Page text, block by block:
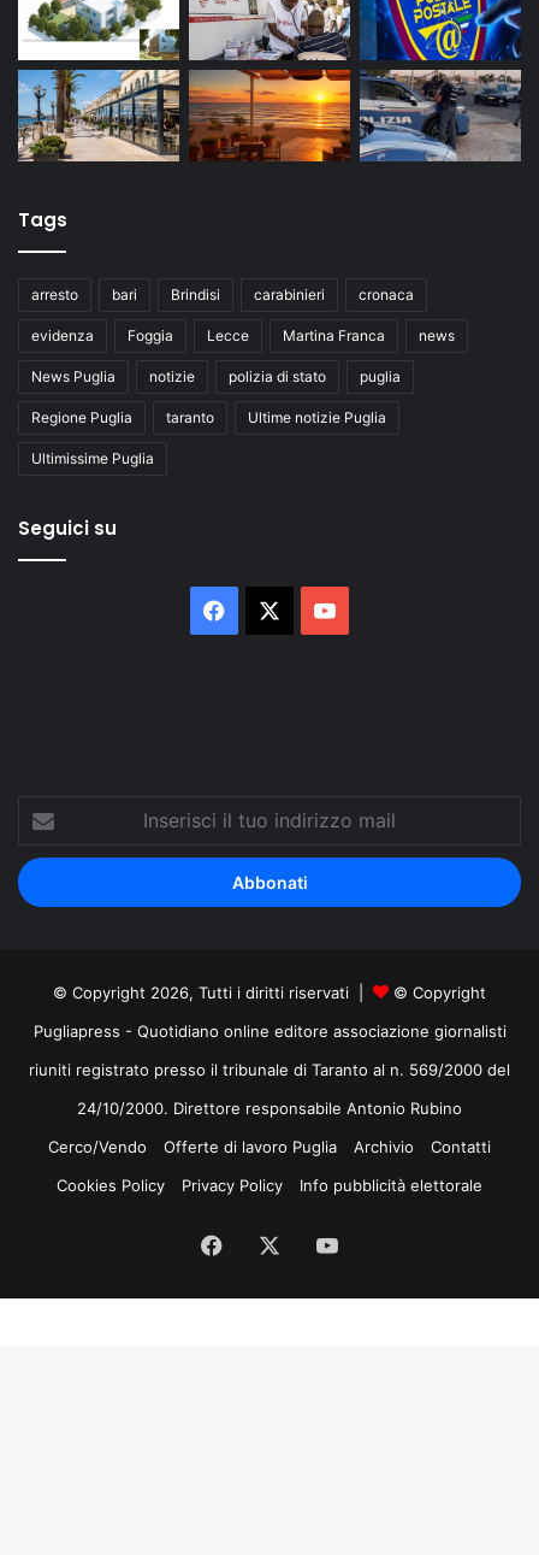
Tags
arresto bari Brindisi carabinieri cronaca
evidenza Foggia Lecce Martina Franca news
News Puglia notizie polizia di stato puglia
Regione Puglia taranto Ultime notizie Puglia
Ultimissime Puglia
Seguici su
Facebook You
tuo
indirizzo
mail
© Copyright 2026, Tutti i diritti riservati |
© Copyright
Pugliapress - Quotidiano online editore associazione giornalisti
riuniti registrato presso il tribunale di Taranto al n. 569/2000 del
24/10/2000. Direttore responsabile Antonio Rubino
Cerco/Vendo
Offerte di lavoro Puglia Archivio
Contatti
Cookies Policy
Privacy Policy Info pubblicità elettorale
Facebook You
Tube